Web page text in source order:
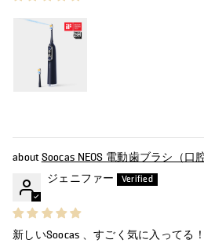
Soocas NEOS 電動歯ブラシ（口
ジェニファー
新しいSoocas 、すごく気に入ってる！